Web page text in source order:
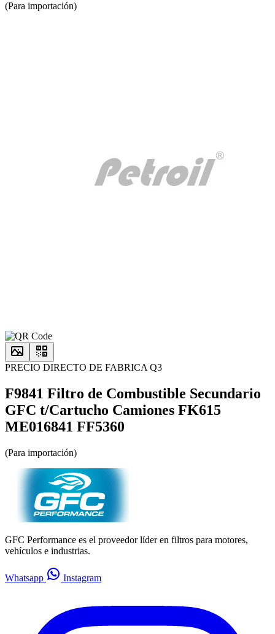
(Para importación)
PRECIO DIRECTO DE FABRICA Q3
F9841 Filtro de Combustible Secundario
GFC t/Cartucho Camiones FK615
ME016841 FF5360
(Para importación)
GFC Performance es el proveedor líder en filtros para motores,
vehículos e industrias.
Whatsapp Instagram